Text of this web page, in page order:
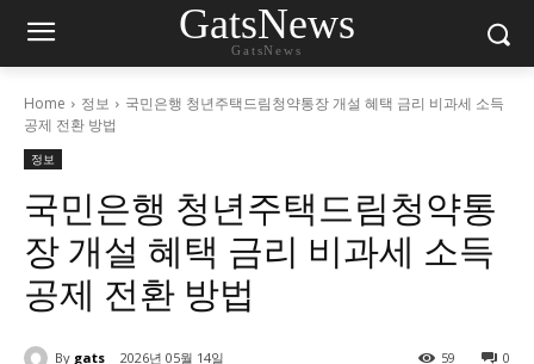
GatsNews
GatsNews
Home 정보
국민은행 청년주택드림청약통장 개설 혜택 금리 비과세 소득
공제 전환 방법
정보
국민은행 청년주택드림청약통
장 개설 혜택 금리 비과세 소득
공제 전환 방법
By gats 2026년 05월 14일 0
59